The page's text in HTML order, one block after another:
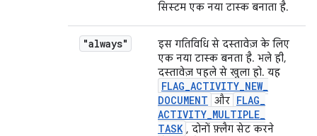
सिस्टम एक नया टास्क बनाता है.
"always"
इस गतिविधि से दस्तावेज़ के लिए
एक नया टास्क बनता है. भले ही,
दस्तावेज़ पहले से खुला हो. यह
FLAG_ACTIVITY_NEW_
DOCUMENT और FLAG_
ACTIVITY_MULTIPLE_
TASK , दोनों फ़्लैग सेट करने